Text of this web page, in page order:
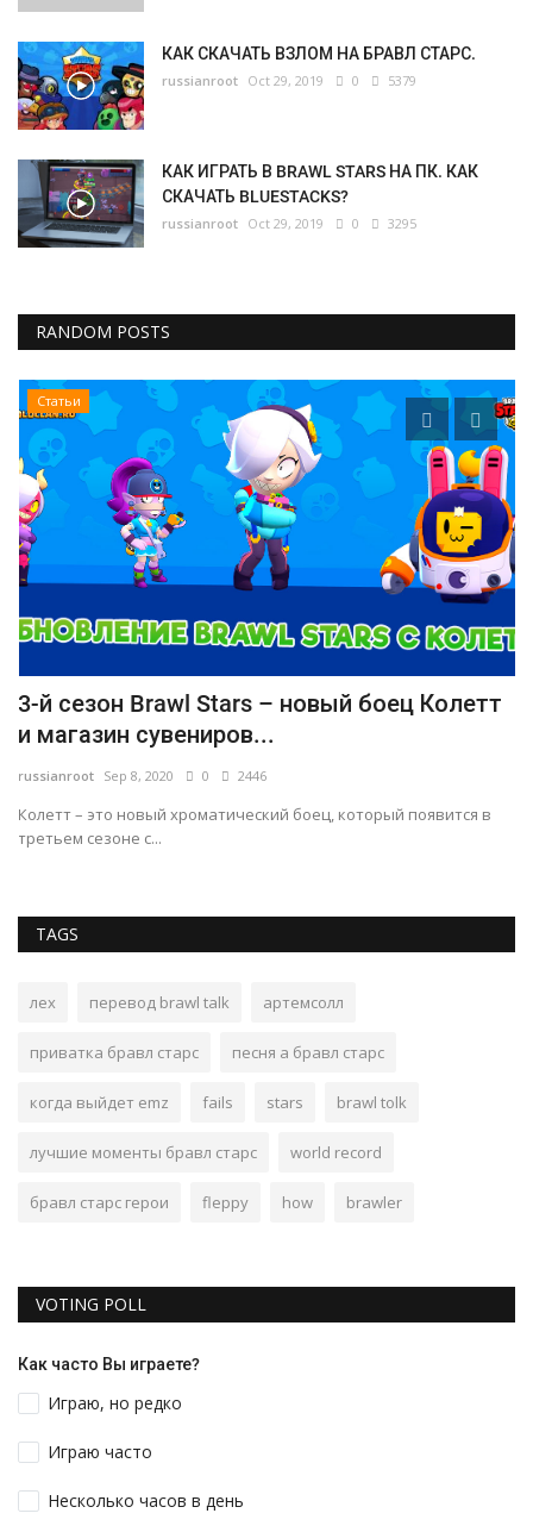
КАК СКАЧАТЬ ВЗЛОМ НА БРАВЛ СТАРС.
russianroot Oct 29, 2019 0 5379
КАК ИГРАТЬ В BRAWL STARS НА ПК. КАК
СКАЧАТЬ BLUESTACKS?
russianroot Oct 29, 2019 0 3295
RANDOM POSTS
Статьи
3-й сезон Brawl Stars – новый боец Колетт
и магазин сувениров...
russianroot Sep 8, 2020 0 2446
Колетт – это новый хроматический боец, который появится в
третьем сезоне с...
TAGS
лех перевод brawl talk артемсолл
приватка бравл старс песня а бравл старс
когда выйдет emz fails stars brawl tolk
лучшие моменты бравл старс world record
бравл старс герои fleppy how brawler
VOTING POLL
Как часто Вы играете?
Играю, но редко
Играю часто
Несколько часов в день